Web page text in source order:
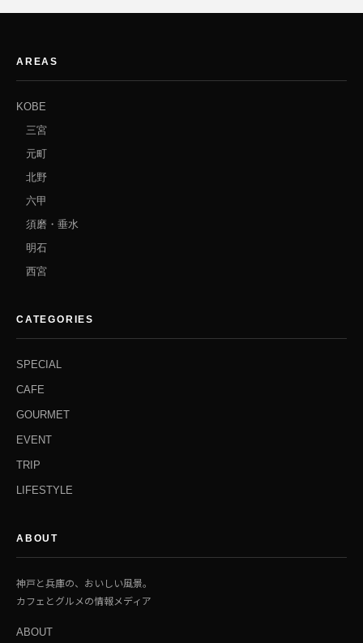
AREAS
KOBE
三宮
元町
北野
六甲
須磨・垂水
明石
西宮
CATEGORIES
SPECIAL
CAFE
GOURMET
EVENT
TRIP
LIFESTYLE
ABOUT
神戸と兵庫の、おいしい風景。
カフェとグルメの情報メディア
ABOUT